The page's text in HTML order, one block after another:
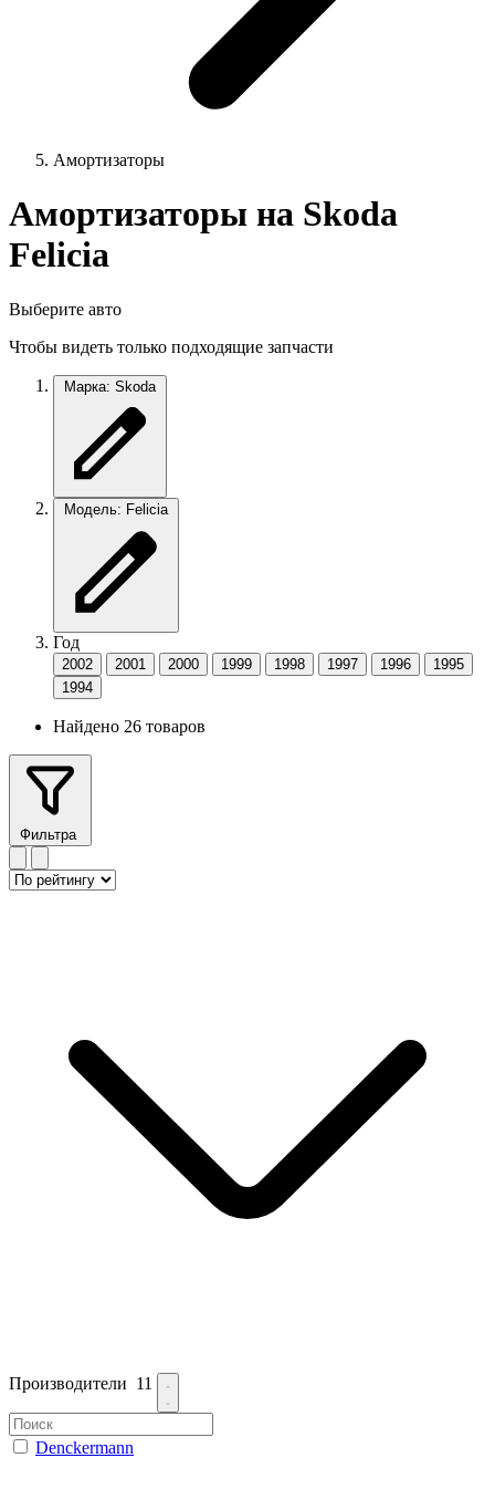
Амортизаторы
Амортизаторы на Skoda
Felicia
Выберите авто
Чтобы видеть только подходящие запчасти
Марка: Skoda
Модель: Felicia
Год
2002 2001 2000 1999 1998 1997 1996
1995
1994
Найдено 26 товаров
Фильтра
Производители 11
Denckermann